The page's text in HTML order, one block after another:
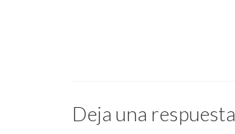
Deja una respuesta